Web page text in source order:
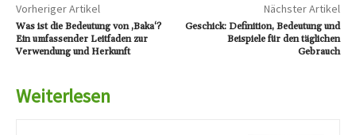
Vorheriger Artikel
Was ist die Bedeutung von ‚Baka‘?
Ein umfassender Leitfaden zur
Verwendung und Herkunft
Nächster Artikel
Geschick: Definition, Bedeutung und
Beispiele für den täglichen
Gebrauch
Weiterlesen